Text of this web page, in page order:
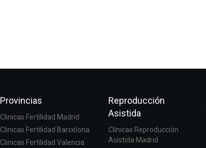
Provincias
Clinicas Fertilidad Madrid
Clinicas Fertilidad Barcelona
Clinicas Fertilidad Valencia
Reproducción
Asistida
Clínicas Reproducción
Asistida Madrid